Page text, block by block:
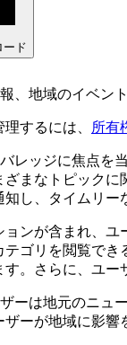
ード
、地域のイベン
するには、 所有
レッジに焦点を
まなトピック
し、タイムリ
ンが含まれ、
ゴリを閲覧で
。さらに、ユ
ーは地元のニュ
ーが地域に影